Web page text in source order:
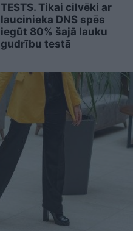
TESTS. Tikai cilvēki ar
laucinieka DNS spēs
iegūt 80% šajā lauku
gudrību testā